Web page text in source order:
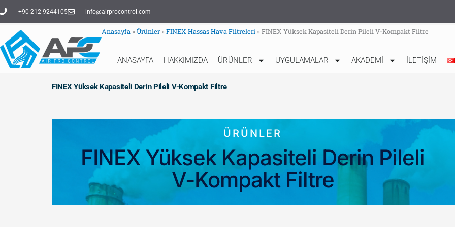
atla
+90 212 9244105 info@airprocontrol.com
Anasayfa »Ürünler»FINEX Hassas Hava Filtreleri »FINEX Yüksek Kapasiteli Derin Pileli V-Kompakt Filtre
ANASAYFA HAKKIMIZDA ÜRÜNLER UYGULAMALAR AKADEMİ İLETİŞİM
FINEX Yüksek Kapasiteli Derin Pileli V-Kompakt Filtre
ÜRÜNLER
FINEX Yüksek Kapasiteli Derin Pileli
V-Kompakt Filtre